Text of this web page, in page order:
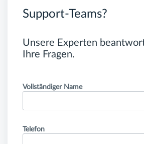
Support-Teams?
Unsere Experten
Ihre Fragen.
Vollständiger Name
Telefon